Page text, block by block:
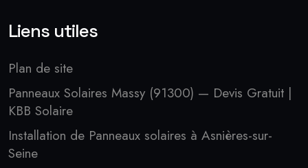
Liens utiles
Plan de site
Panneaux Solaires Massy (91300) — Devis Gratuit |
KBB Solaire
Installation de Panneaux solaires à Asnières-sur-
Seine